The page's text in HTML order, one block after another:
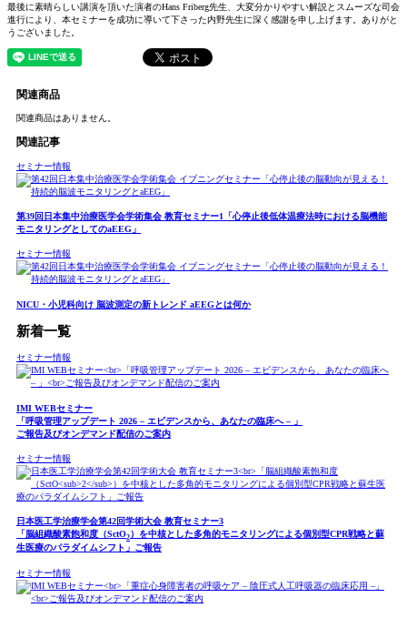
最後に素晴らしい講演を頂いた演者のHans Friberg先生、大変分かりやすい解説とスムーズな司会
進行により、本セミナーを成功に導いて下さった内野先生に深く感謝を申し上げます。ありがと
うございました。
関連商品
関連商品はありません。
関連記事
セミナー情報
第39回日本集中治療医学会学術集会 教育セミナー1「心停止後低体温療法時における脳機能
モニタリングとしてのaEEG」
セミナー情報
NICU・小児科向け 脳波測定の新トレンド aEEGとは何か
新着一覧
セミナー情報
IMI WEBセミナー
「呼吸管理アップデート 2026 – エビデンスから、あなたの臨床へ – 」
ご報告及びオンデマンド配信のご案内
セミナー情報
日本医工学治療学会第42回学術大会 教育セミナー3
「脳組織酸素飽和度（SctO2）を中核とした多角的モニタリングによる個別型CPR戦略と蘇
生医療のパラダイムシフト」ご報告
セミナー情報